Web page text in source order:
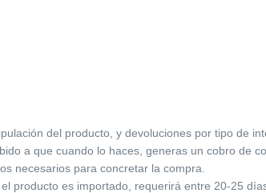
del producto, y devoluciones por tipo de
a que cuando lo haces, generas un cobro de
necesarios para concretar la compra.
producto es importado, requerirá entre 20-25